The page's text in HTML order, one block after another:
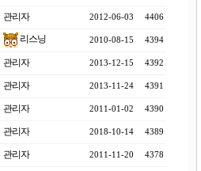
관리자 2012-06-03 4406
리스닝 2010-08-15 4394
관리자 2013-12-15 4392
관리자 2013-11-24 4391
관리자 2011-01-02 4390
관리자 2018-10-14 4389
관리자 2011-11-20 4378